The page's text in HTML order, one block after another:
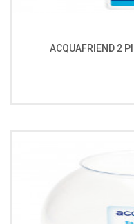
ACQUAFRIEND 2